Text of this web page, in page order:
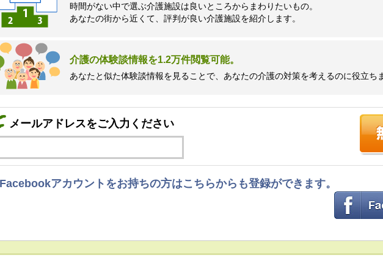
時間がない中で選ぶ介護施設は良いところからまわりたいもの。
あなたの街から近くて、評判が良い介護施設を紹介します。
介護の体験談情報を1.2万件閲覧可能。
あなたと似た体験談情報を見ることで、あなたの介護の対策を考えるのに役立ち
メールアドレスをご入力ください
Facebookアカウントをお持ちの方はこちらからも登録ができます。